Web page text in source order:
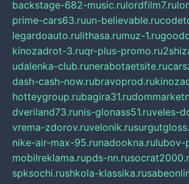
backstage-682-music.rulordfilm7.ru
prime-cars63.ruun-believable.ru
legardoauto.rulithasa.rumuz-1.ru
kinozadrot-3.ruqr-plus-promo.ru
udalenka-club.runerabotaetsite.ru
dash-cash-now.rubravoprod.ru
hotteygroup.rubagira31.ru
dveriland73.runis-glonass51.ruveles-
vrema-zdorov.ruvelonik.ru
nike-air-max-95.runadookna.rulubov-
mobilreklama.rupds-nn.ru
spksochi.rushkola-klassika.ru